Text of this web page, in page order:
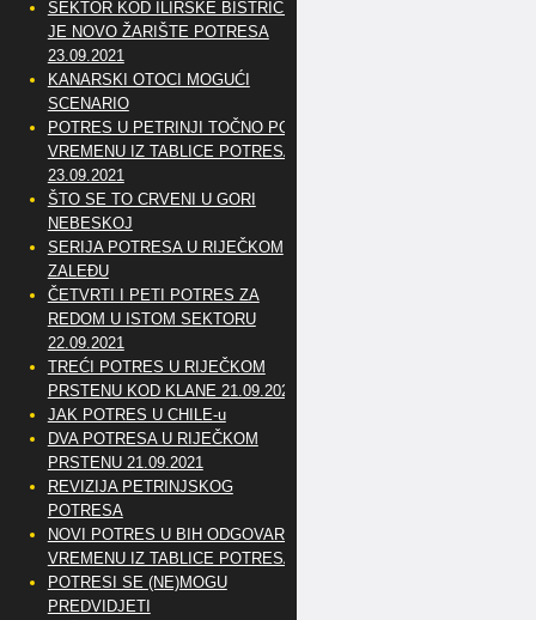
SEKTOR KOD ILIRSKE BISTRICE
JE NOVO ŽARIŠTE POTRESA
23.09.2021
KANARSKI OTOCI MOGUĆI
SCENARIO
POTRES U PETRINJI TOČNO PO
VREMENU IZ TABLICE POTRESA
23.09.2021
ŠTO SE TO CRVENI U GORI
NEBESKOJ
SERIJA POTRESA U RIJEČKOM
ZALEĐU
ČETVRTI I PETI POTRES ZA
REDOM U ISTOM SEKTORU
22.09.2021
TREĆI POTRES U RIJEČKOM
PRSTENU KOD KLANE 21.09.2021
JAK POTRES U CHILE-u
DVA POTRESA U RIJEČKOM
PRSTENU 21.09.2021
REVIZIJA PETRINJSKOG
POTRESA
NOVI POTRES U BIH ODGOVARA
VREMENU IZ TABLICE POTRESA
POTRESI SE (NE)MOGU
PREDVIDJETI